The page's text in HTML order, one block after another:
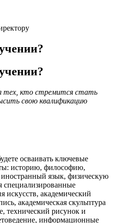
тех, кто стремится стать
свою квалификацию
осваивать ключевые
историю, философию,
язык, физическую
специализированные
искусств, академический
академическая скульптура
технический рисунок и
информационные